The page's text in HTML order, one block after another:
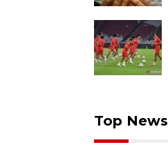
Top News